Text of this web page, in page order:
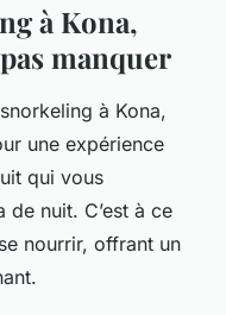
à Kona,
manquer
à Kona,
une expérience
qui vous
de nuit. C’est à ce
nourrir, offrant un